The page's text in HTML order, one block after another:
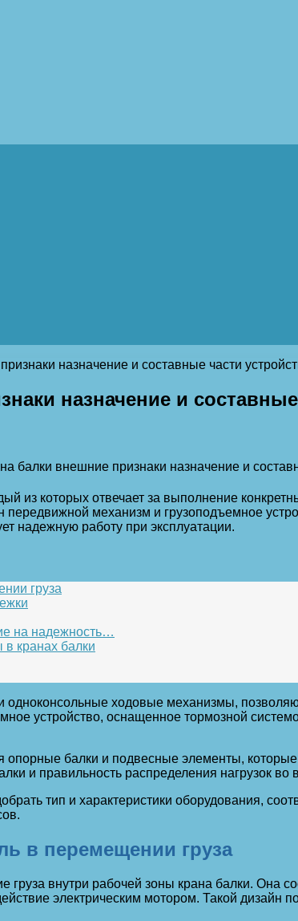
назначение и составные части
назначение и
из которых отвечает за выполнение
передвижной механизм и грузоподъемное
надежную работу при эксплуатации.
груза
на надежность…
кранах балки
одноконсольные ходовые механизмы,
устройство, оснащенное тормозной
опорные балки и подвесные элементы,
и правильность распределения нагрузок во
тип и характеристики оборудования,
в перемещении груза
груза внутри рабочей зоны крана балки. Она
электрическим мотором. Такой дизайн